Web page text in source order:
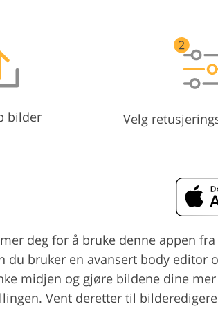
bilder Velg
deg for å bruke denne appen
du bruker en avansert body editor
midjen og gjøre bildene dine
Vent deretter til